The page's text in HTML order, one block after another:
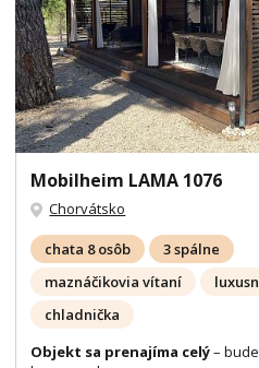
Mobilheim LAMA 1076
Chorvátsko
chata 8 osôb
3 spálne
maznáčikovia vítaní
chladnička
Objekt sa prenajíma celý–